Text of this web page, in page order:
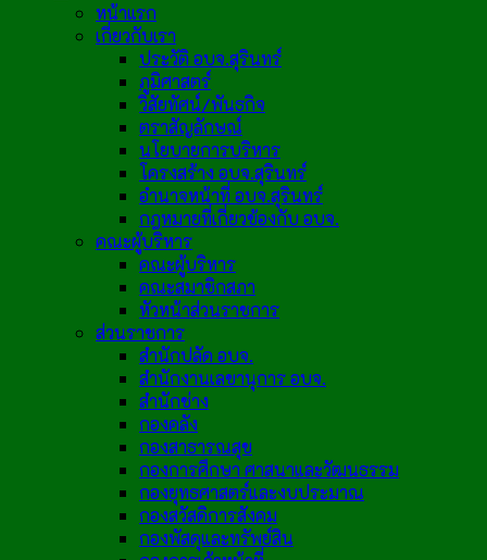
หน้าแรก
เกี่ยวกับเรา
ประวัติ อบจ.สุรินทร์
ภูมิศาสตร์
วิสัยทัศน์/พันธกิจ
ตราสัญลักษณ์
นโยบายการบริหาร
โครงสร้าง อบจ.สุรินทร์
อำนาจหน้าที่ อบจ.สุรินทร์
กฎหมายที่เกี่ยวข้องกับ อบจ.
คณะผู้บริหาร
คณะผู้บริหาร
คณะสมาชิกสภา
หัวหน้าส่วนราชการ
ส่วนราชการ
สำนักปลัด อบจ.
สำนักงานเลขานุการ อบจ.
สำนักช่าง
กองคลัง
กองสาธารณสุข
กองการศึกษา ศาสนาและวัฒนธรรม
กองยุทธศาสตร์และงบประมาณ
กองสวัสดิการสังคม
กองพัสดุและทรัพย์สิน